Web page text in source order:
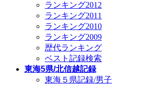
ランキング2012
ランキング2011
ランキング2010
ランキング2009
歴代ランキング
ベスト記録検索
東海5県/北信越記録
東海５県記録/男子